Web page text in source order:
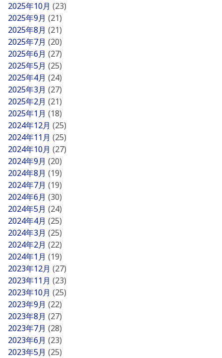
2025年10月 (23)
2025年9月 (21)
2025年8月 (21)
2025年7月 (20)
2025年6月 (27)
2025年5月 (25)
2025年4月 (24)
2025年3月 (27)
2025年2月 (21)
2025年1月 (18)
2024年12月 (25)
2024年11月 (25)
2024年10月 (27)
2024年9月 (20)
2024年8月 (19)
2024年7月 (19)
2024年6月 (30)
2024年5月 (24)
2024年4月 (25)
2024年3月 (25)
2024年2月 (22)
2024年1月 (19)
2023年12月 (27)
2023年11月 (23)
2023年10月 (25)
2023年9月 (22)
2023年8月 (27)
2023年7月 (28)
2023年6月 (23)
2023年5月 (25)